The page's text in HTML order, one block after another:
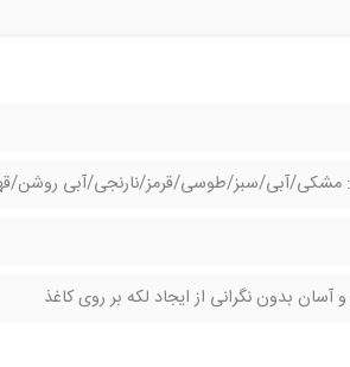
آسان بدون نگرانی از ایجاد لکه بر روی کاغذ